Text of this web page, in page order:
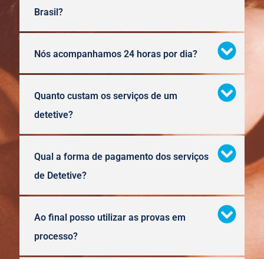
Brasil?
Nós acompanhamos 24 horas por dia?
Quanto custam os serviços de um
detetive?
Qual a forma de pagamento dos serviços
de Detetive?
Ao final posso utilizar as provas em
processo?